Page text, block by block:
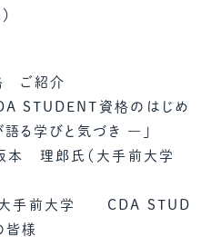
ご紹介
STUDENT資格のはじめ
る学びと気づき ―」
氏（大手前大学
CDA STUD
皆様